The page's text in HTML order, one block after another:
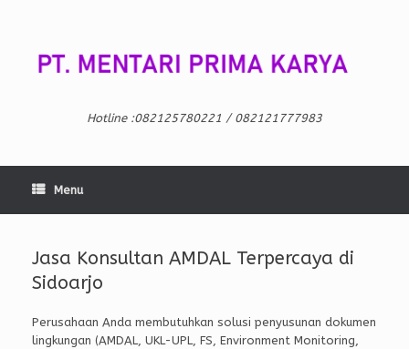
Hotline :082125780221 / 082121777983
Menu
Jasa Konsultan AMDAL Terpercaya di
Sidoarjo
Perusahaan Anda membutuhkan solusi penyusunan dokumen
lingkungan (AMDAL, UKL-UPL, FS, Environment Monitoring,